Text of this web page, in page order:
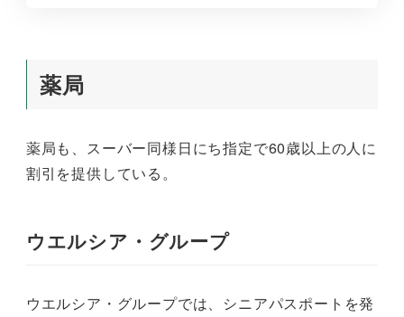
薬局
薬局も、スーバー同様日にち指定で60歳以上の人に
割引を提供している。
ウエルシア・グループ
ウエルシア・グループでは、シニアパスポートを発